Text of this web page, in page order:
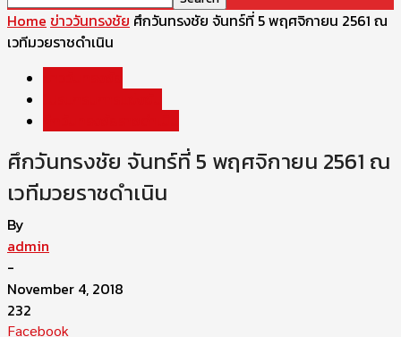
Home ข่าววันทรงชัย ศึกวันทรงชัย จันทร์ที่ 5 พฤศจิกายน 2561 ณ
เวทีมวยราชดำเนิน
ศึกวันทรงชัย จันทร์ที่ 5 พฤศจิกายน 2561 ณ
เวทีมวยราชดำเนิน
By
admin
-
November 4, 2018
232
Facebook